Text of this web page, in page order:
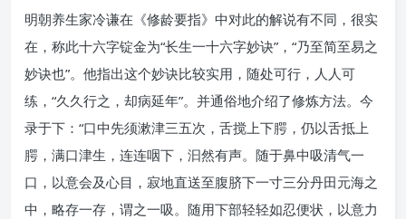
明朝养生家冷谦在《修龄要指》中对此的解说有不同，很实
在，称此十六字锭金为“长生一十六字妙诀”，“乃至简至易之
妙诀也”。他指出这个妙诀比较实用，随处可行，人人可
练，“久久行之，却病延年”。并通俗地介绍了修炼方法。今
录于下：“口中先须漱津三五次，舌搅上下腭，仍以舌抵上
腭，满口津生，连连咽下，汩然有声。随于鼻中吸清气一
口，以意会及心目，寂地直送至腹脐下一寸三分丹田元海之
中，略存一存，谓之一吸。随用下部轻轻如忍便状，以意力